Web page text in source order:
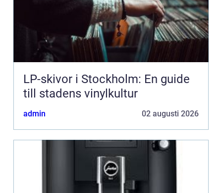
LP-skivor i Stockholm: En guide
till stadens vinylkultur
admin 02 augusti 2026